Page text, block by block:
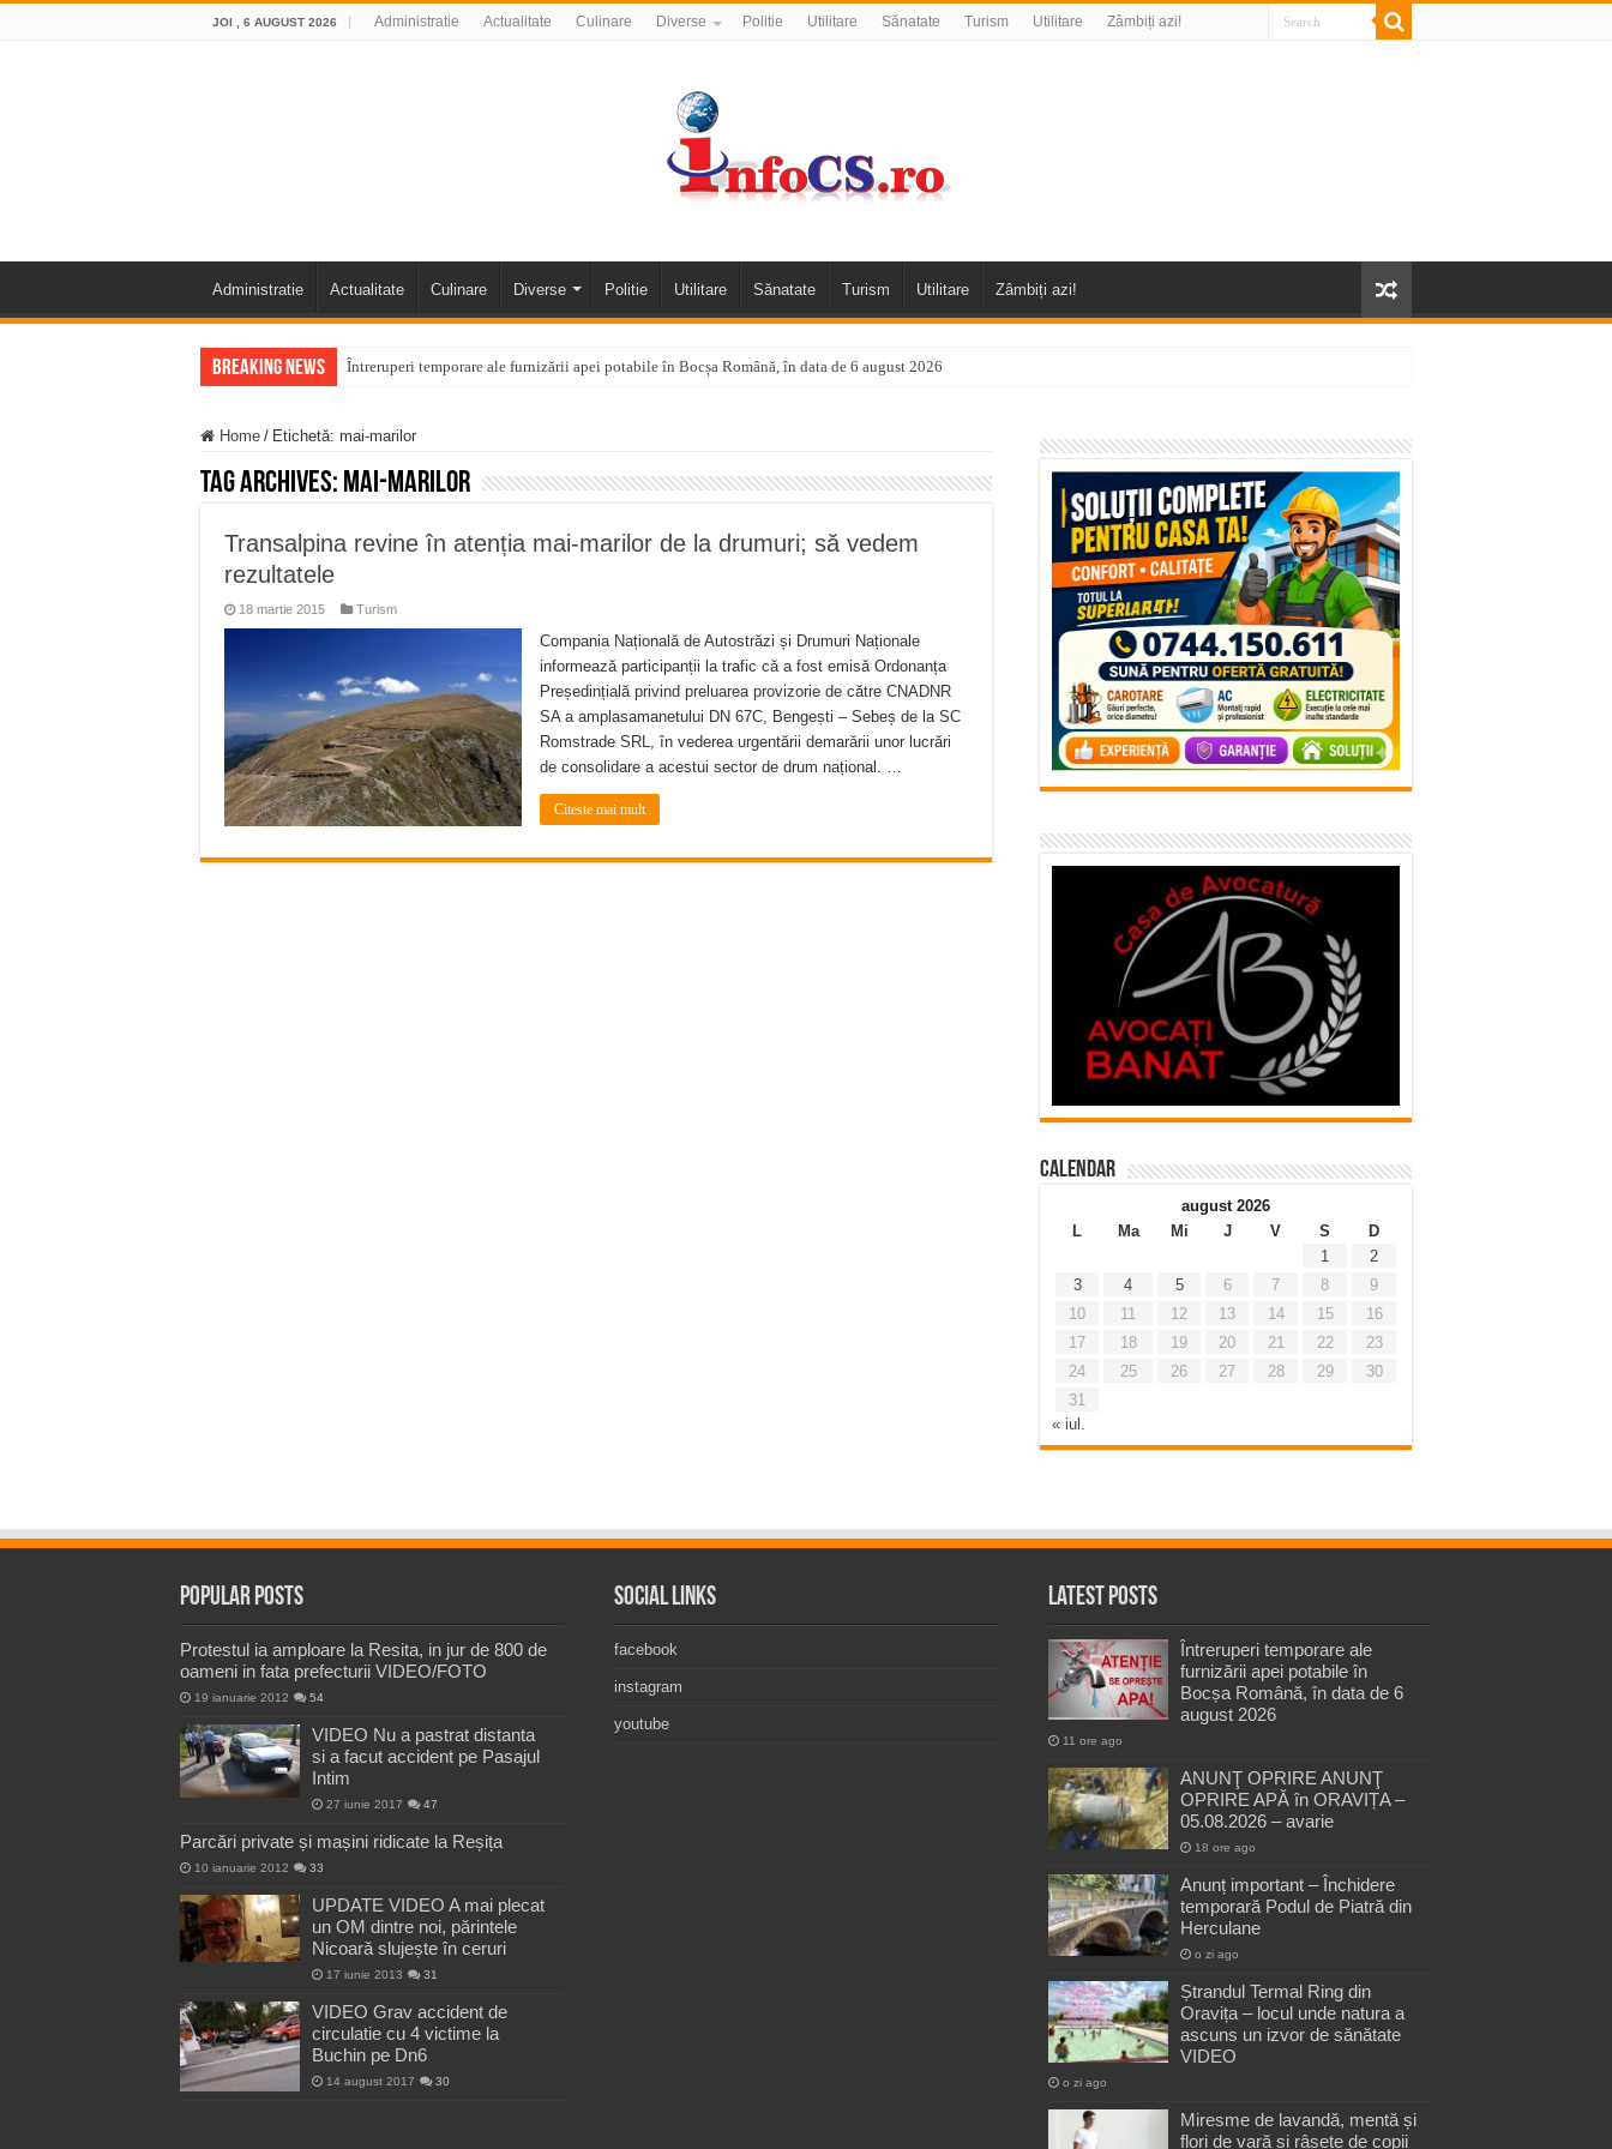
JOI , 6 AUGUST 2026 Administratie Actualitate Culinare Diverse Politie Utilitare Sănatate Turism Utilitare Zâmbiți azi!
Administratie Actualitate Culinare Diverse Politie Utilitare Sănatate Turism Utilitare Zâmbiți azi!
Breaking News Întreruperi temporare ale furnizării apei potabile în Bocșa Română, în data de 6 august 2026
Anunț important – Închidere temporară Podul de Piatră din Herculane
Ștrandul Termal Ring din Oravița – locul unde natura a ascuns un izvor de sănătate VIDEO
ANUNȚ OPRIRE APĂ în Reșița – avarie – 04.08.2026 – str. Văliugului și Plastomet
ANUNŢ OPRIRE APĂ în CARANSEBEȘ avarie
ANUNȚ OPRIRE APĂ în Reșița, cartier Țerova – avarie – 04.08.2026
ANUNȚ OPRIRE APĂ în Reșița – avarie – 03.08.2026 – Calea Caransebeșului
Home / Etichetă: mai-marilor
Tag Archives: mai-marilor
Transalpina revine în atenția mai-marilor de la drumuri; să vedem
rezultatele
18 martie 2015 Turism
Compania Națională de Autostrăzi și Drumuri Naționale
informează participanții la trafic că a fost emisă Ordonanța
Președințială privind preluarea provizorie de către CNADNR
SA a amplasamanetului DN 67C, Bengești – Sebeș de la SC
Romstrade SRL, în vederea urgentării demarării unor lucrări
de consolidare a acestui sector de drum național. …
Citeste mai mult
Calendar
august 2026
L
Ma Mi J V S
D
1
2
3
4 5 6 7 8
9
10
11 12 13 14 15
16
17
18 19 20 21 22
23
24
25 26 27 28 29
30
31
« iul.
Popular Posts
Protestul ia amploare la Resita, in jur de 800 de
oameni in fata prefecturii VIDEO/FOTO
19 ianuarie 2012 54
VIDEO Nu a pastrat distanta
si a facut accident pe Pasajul
Intim
27 iunie 2017 47
Parcări private și mașini ridicate la Reșița
10 ianuarie 2012 33
UPDATE VIDEO A mai plecat
un OM dintre noi, părintele
Nicoară slujește în ceruri
17 iunie 2013 31
VIDEO Grav accident de
circulatie cu 4 victime la
Buchin pe Dn6
14 august 2017 30
Social Links
facebook
instagram
youtube
Latest Posts
Întreruperi temporare ale
furnizării apei potabile în
Bocșa Română, în data de 6
august 2026
11 ore ago
ANUNŢ OPRIRE ANUNŢ
OPRIRE APĂ în ORAVIȚA –
05.08.2026 – avarie
18 ore ago
Anunț important – Închidere
temporară Podul de Piatră din
Herculane
o zi ago
Ștrandul Termal Ring din
Oravița – locul unde natura a
ascuns un izvor de sănătate
VIDEO
o zi ago
Miresme de lavandă, mentă și
flori de vară și râsete de copii